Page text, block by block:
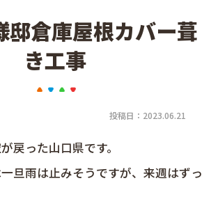
邸倉庫屋根カバー葺
き工事
投稿日：2023.06.21
戻った山口県です。
旦雨は止みそうですが、来週はずっ